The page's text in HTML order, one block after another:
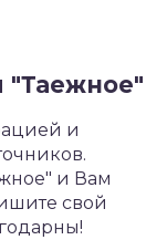
"Таежное"
и
и Вам
свой